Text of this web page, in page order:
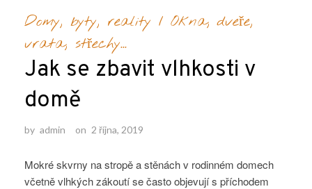
Domy, byty, reality / Okna, dveře,
vrata, střechy...
Jak se zbavit vlhkosti v
domě
by admin on 2 října, 2019
Mokré skvrny na stropě a stěnách v rodinném domech
včetně vlhkých zákoutí se často objevují s příchodem